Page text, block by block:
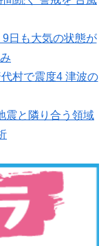
日も大気の状態が
村で震度4 津波の
震と隣り合う領域